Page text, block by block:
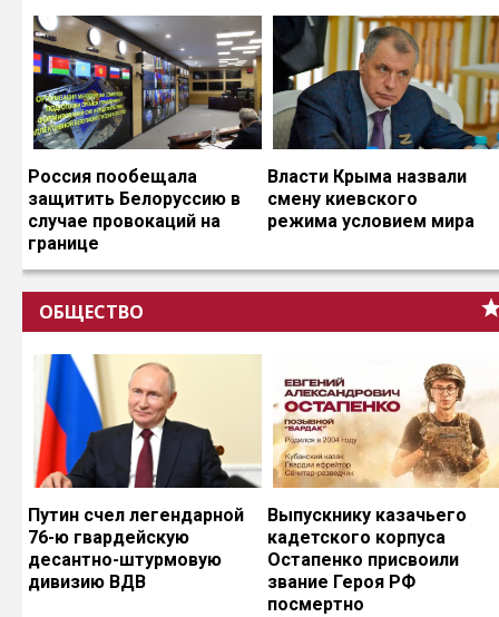
Россия пообещала
защитить Белоруссию в
случае провокаций на
границе
Власти Крыма назвали
смену киевского
режима условием мира
ОБЩЕСТВО
Путин счел легендарной
76-ю гвардейскую
десантно-штурмовую
дивизию ВДВ
Выпускнику казачьего
кадетского корпуса
Остапенко присвоили
звание Героя РФ
посмертно